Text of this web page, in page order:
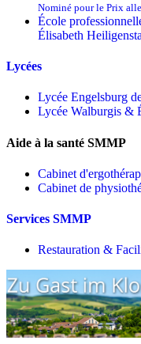
Nominé pour le Prix
École
Élisabeth
Lycées
Lycée Engelsburg
Lycée Walburgis &
Aide à la santé SMMP
Cabinet
Cabinet de
Services SMMP
Restauration &